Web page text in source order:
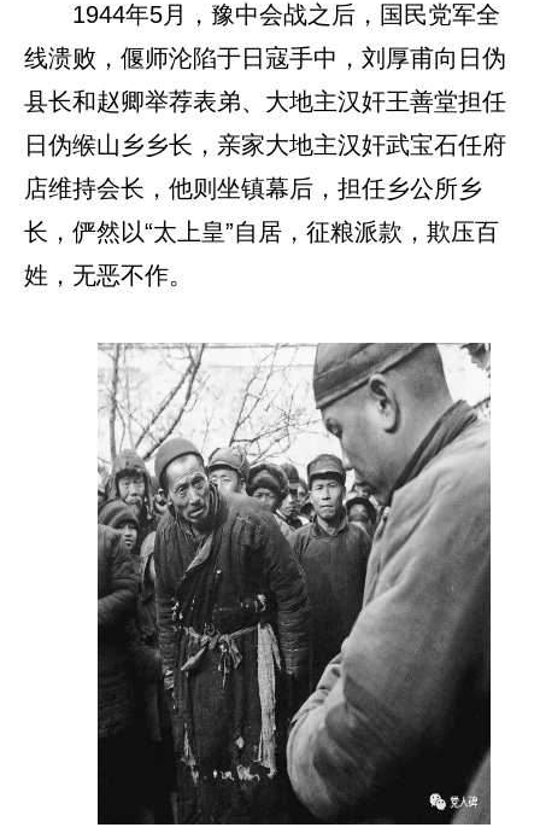
1944年5月，豫中会战之后，国民党军全
线溃败，偃师沦陷于日寇手中，刘厚甫向日伪
县长和赵卿举荐表弟、大地主汉奸王善堂担任
日伪缑山乡乡长，亲家大地主汉奸武宝石任府
店维持会长，他则坐镇幕后，担任乡公所乡
长，俨然以“太上皇”自居，征粮派款，欺压百
姓，无恶不作。